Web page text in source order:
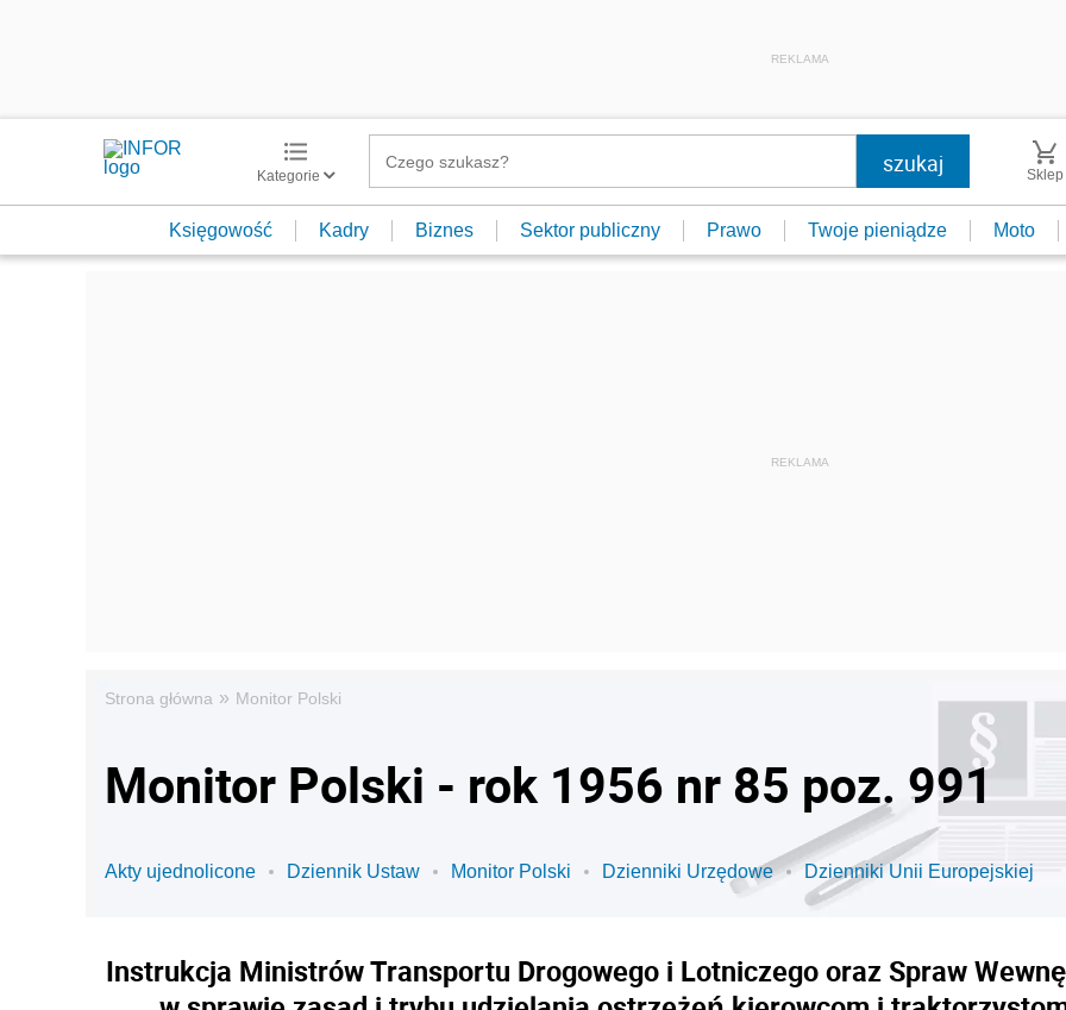
REKLAMA
Kategorie Sklep
Księgowość Kadry Biznes Sektor publiczny Prawo Twoje pieniądze Moto
Strona główna » Monitor Polski
Monitor Polski - rok 1956 nr 85 poz. 991
Akty ujednolicone Dziennik Ustaw Monitor Polski Dzienniki Urzędowe Dzienniki Unii Europejskiej
Instrukcja Ministrów Transportu Drogowego i Lotniczego oraz Spraw